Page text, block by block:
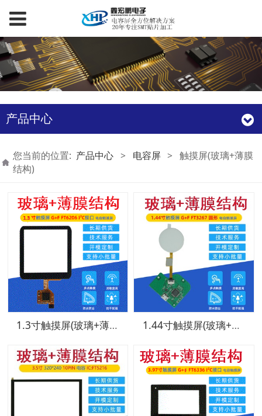
产品中心
您当前的位置: 产品中心 > 电容屏 >
触摸屏(玻璃+薄膜
结构)
1.3寸触摸屏(玻璃+薄膜结构) 1.44寸触摸屏(玻璃+薄膜结构)